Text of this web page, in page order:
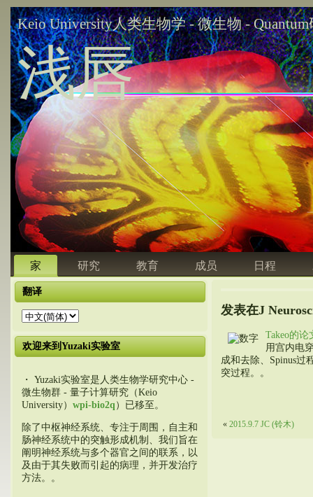
Keio University人类生物学 - 微生物 -
浅唇
家 研究 教育 成员 日程
翻译
欢迎来到Yuzaki实验室
・ Yuzaki实验室是人类生物学研究中心 -
微生物群 - 量子计算研究（Keio
University） wpi-bio2q ）已移至。
除了中枢神经系统、专注于周围，自主和
肠神经系统中的突触形成机制、我们旨在
阐明神经系统与多个器官之间的联系，以
及由于其失败而引起的病理，并开发治疗
方法。。
发表在J
Takeo的论
用宫内电
成和去除、Spinus过
突过程。。
« 2015.9.7 JC (铃木)